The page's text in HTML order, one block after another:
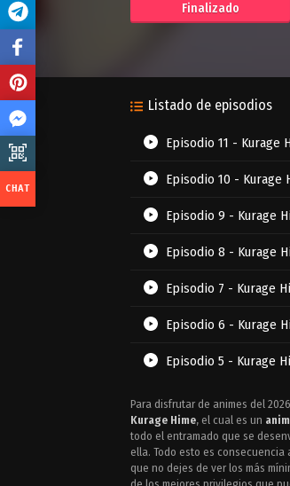
Finalizado
Listado de episodios
Episodio 11 - Kurage
Episodio 10 - Kurage
Episodio 9 - Kurage
Episodio 8 - Kurage
Episodio 7 - Kurage
Episodio 6 - Kurage
Episodio 5 - Kurage
Episodio 4 - Kurage
Episodio 3 - Kurage
Episodio 2 - Kurage
Para disfrutar de animes del
Kurage Hime, el cual es un
todo el entramado que se
ella. Todo esto es
que no dejes de ver los más